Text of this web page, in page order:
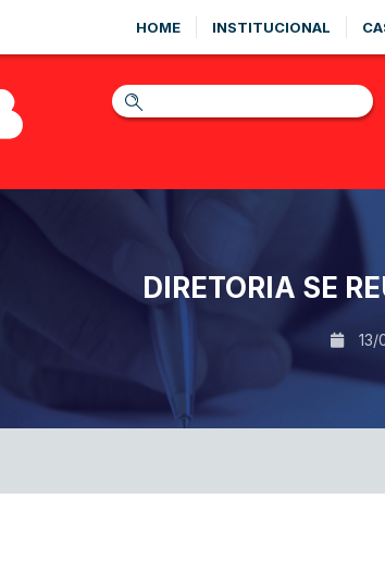
HOME INSTITUCIONAL
DIRETORIA SE
13/